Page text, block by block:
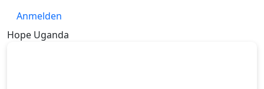
Anmelden
Hope Uganda